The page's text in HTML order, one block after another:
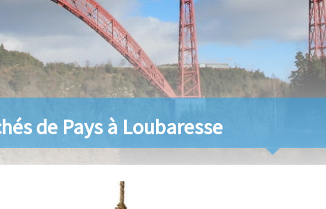
de Pays à Loubaresse